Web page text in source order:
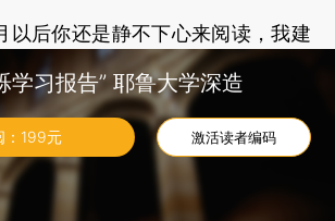
后你还是静不下心来阅读，我建
找适合你的学习之道；其实这样你
读一个月书，你能亏到哪里去呢？
你确实知道，不阅读不是因为不努
，只是它不适合你。 当然，如果一
自己适合阅读，恭喜你。
学习报告” 耶鲁大学深造
199元 激活读者编码